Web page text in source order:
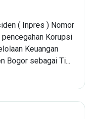
( Inpres ) Nomor
Korupsi
Keuangan
Bogor sebagai Ti...